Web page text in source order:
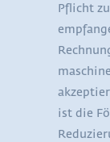
Pflicht
ist die